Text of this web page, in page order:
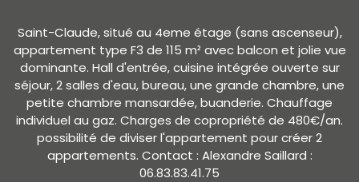
Saint-Claude, situé au 4eme étage (sans ascenseur),
appartement type F3 de 115 m² avec balcon et jolie vue
dominante. Hall d'entrée, cuisine intégrée ouverte sur
séjour, 2 salles d'eau, bureau, une grande chambre, une
petite chambre mansardée, buanderie. Chauffage
individuel au gaz. Charges de copropriété de 480€/an.
possibilité de diviser l'appartement pour créer 2
appartements. Contact : Alexandre Saillard :
06.83.83.41.75